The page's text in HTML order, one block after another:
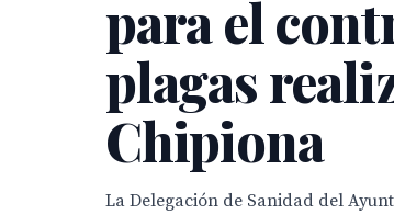
para el
plagas
Chipiona
La Delegación de Sanidad del